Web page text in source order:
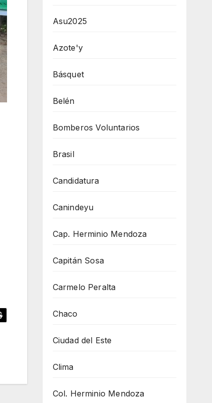
Asu2025
Azote'y
Básquet
Belén
Bomberos Voluntarios
Brasil
Candidatura
Canindeyu
Cap. Herminio Mendoza
Capitán Sosa
Carmelo Peralta
Chaco
Ciudad del Este
Clima
Col. Herminio Mendoza